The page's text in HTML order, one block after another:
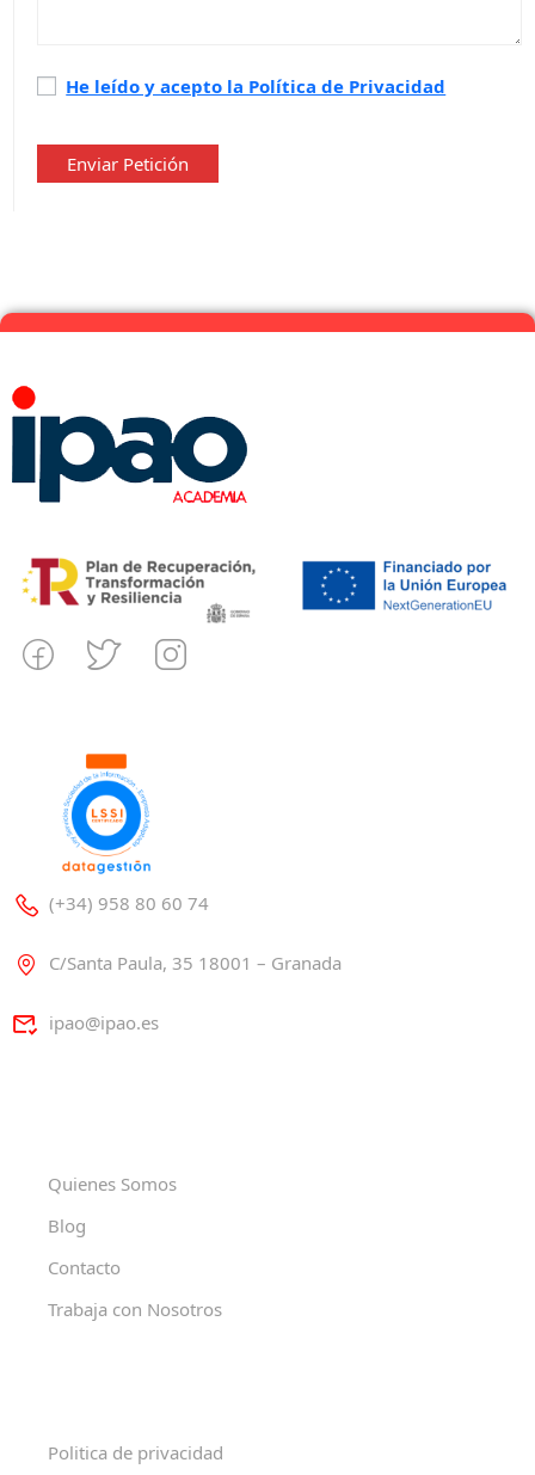
Política
privacidad*
He leído y acepto la Política de Privacidad
Enviar Petición
(+34) 958 80 60 74
C/Santa Paula, 35 18001 – Granada
ipao@ipao.es
Quienes Somos
Blog
Contacto
Trabaja con Nosotros
Politica de privacidad